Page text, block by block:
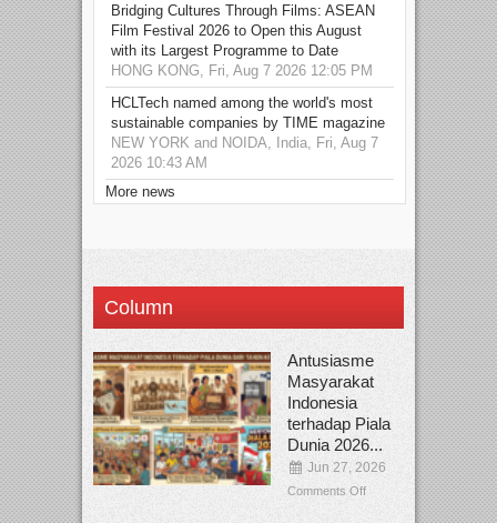
Bridging Cultures Through Films: ASEAN
Film Festival 2026 to Open this August
with its Largest Programme to Date
HONG KONG, Fri, Aug 7 2026 12:05 PM
HCLTech named among the world's most
sustainable companies by TIME magazine
NEW YORK and NOIDA, India, Fri, Aug 7
2026 10:43 AM
More news
Column
Antusiasme
Masyarakat
Indonesia
terhadap Piala
Dunia 2026...
Jun 27, 2026
Comments Off